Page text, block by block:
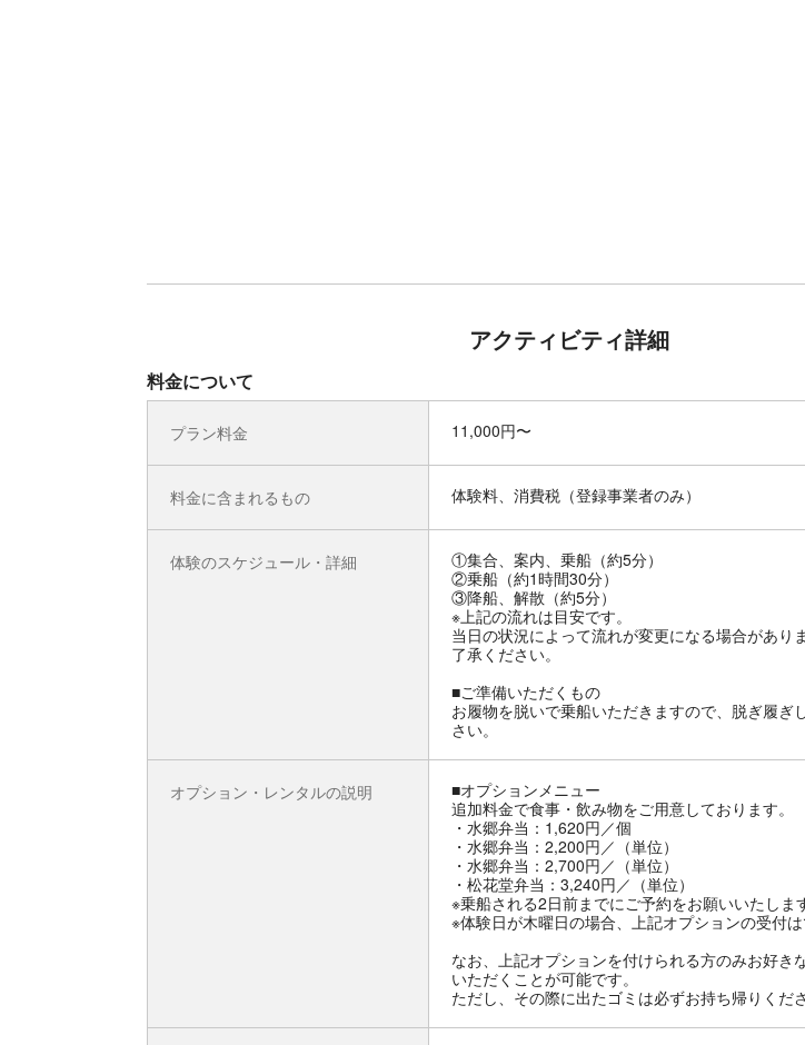
アクティビティ詳細
料金について
プラン料金 11,000円〜
料金に含まれるもの 体験料、消費税（登録事業者のみ）
体験のスケジュール・詳細
①集合、案内、乗船（約5分）
②乗船（約1時間30分）
③降船、解散（約5分）
※上記の流れは目安です。
当日の状況によって流れが変更になる場合があり
了承ください。
■ご準備いただくもの
お履物を脱いで乗船いただきますので、脱ぎ履ぎ
さい。
オプション・レンタルの説明
■オプションメニュー
追加料金で食事・飲み物をご用意しております。
・水郷弁当：1,620円／個
・水郷弁当：2,200円／（単位）
・水郷弁当：2,700円／（単位）
・松花堂弁当：3,240円／（単位）
※乗船される2日前までにご予約をお願いいたしま
※体験日が木曜日の場合、上記オプションの受付は
なお、上記オプションを付けられる方のみお好き
いただくことが可能です。
ただし、その際に出たゴミは必ずお持ち帰りくださ